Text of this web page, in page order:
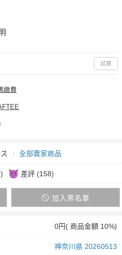
試算
繳費
全部賣家商品
差評 (158)
加入黑名單
0円( 商品金額 10%)
神奈川県 20260513